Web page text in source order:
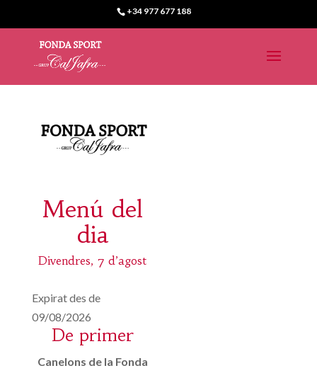
+34 977 677 188
Menú del
dia
Divendres, 7 d’agost
Expirat des de
09/08/2026
De primer
Canelons de la Fonda